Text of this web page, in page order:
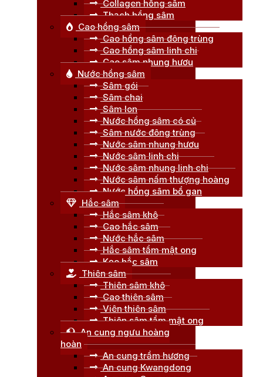
Collagen hồng sâm
Thạch hồng sâm
Cao hồng sâm
Cao hồng sâm đông trùng
Cao hồng sâm linh chi
Cao sâm nhung hươu
Nước hồng sâm
Sâm gói
Sâm chai
Sâm lon
Nước hồng sâm có củ
Sâm nước đông trùng
Nước sâm nhung hươu
Nước sâm linh chi
Nước sâm nhung linh chi
Nước sâm nấm thượng hoàng
Nước hồng sâm bổ gan
Hắc sâm
Hắc sâm khô
Cao hắc sâm
Nước hắc sâm
Hắc sâm tẩm mật ong
Kẹo hắc sâm
Thiên sâm
Thiên sâm khô
Cao thiên sâm
Viên thiên sâm
Thiên sâm tẩm mật ong
An cung ngưu hoàng
hoàn
An cung trầm hương
An cung Kwangdong